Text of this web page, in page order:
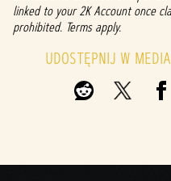
be i
na
yłani
linked to your 2K Account once
prohibited. Terms apply.
UDOSTĘPNIJ W